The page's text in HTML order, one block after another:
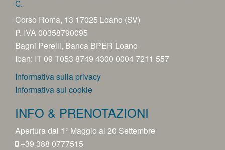
C.
Corso Roma, 13 17025 Loano (SV)
P. IVA 00358790095
Bagni Perelli, Banca BPER Loano
Iban: IT 09 T053 8749 4300 0004 7211 557
Informativa sulla privacy
Informativa sui cookie
INFO & PRENOTAZIONI
Apertura dal 1° Maggio al 20 Settembre
+39 388 0777515